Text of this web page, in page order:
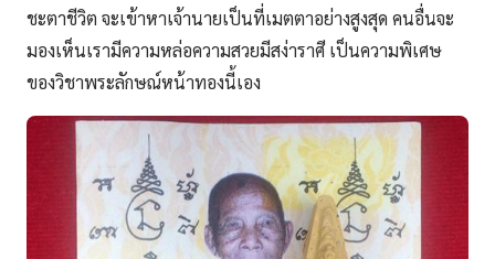
ชะตาชีวิต จะเข้าหาเจ้านายเป็นที่เมตตาอย่างสูงสุด คนอื่นจะ
มองเห็นเรามีความหล่อความสวยมีสง่าราศี เป็นความพิเศษ
ของวิชาพระลักษณ์หน้าทองนี้เอง